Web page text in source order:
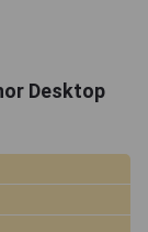
Desktop